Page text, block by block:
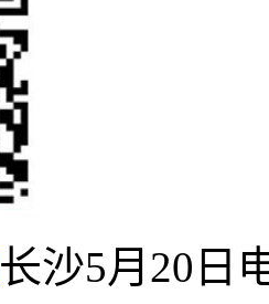
长沙5月20日